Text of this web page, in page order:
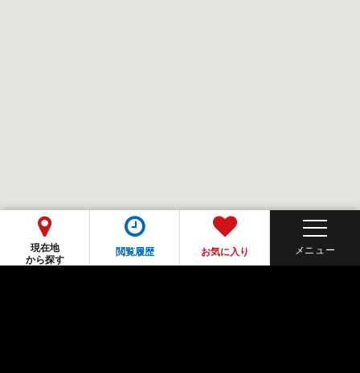
現在地
から探す
閲覧履歴 お気に入り